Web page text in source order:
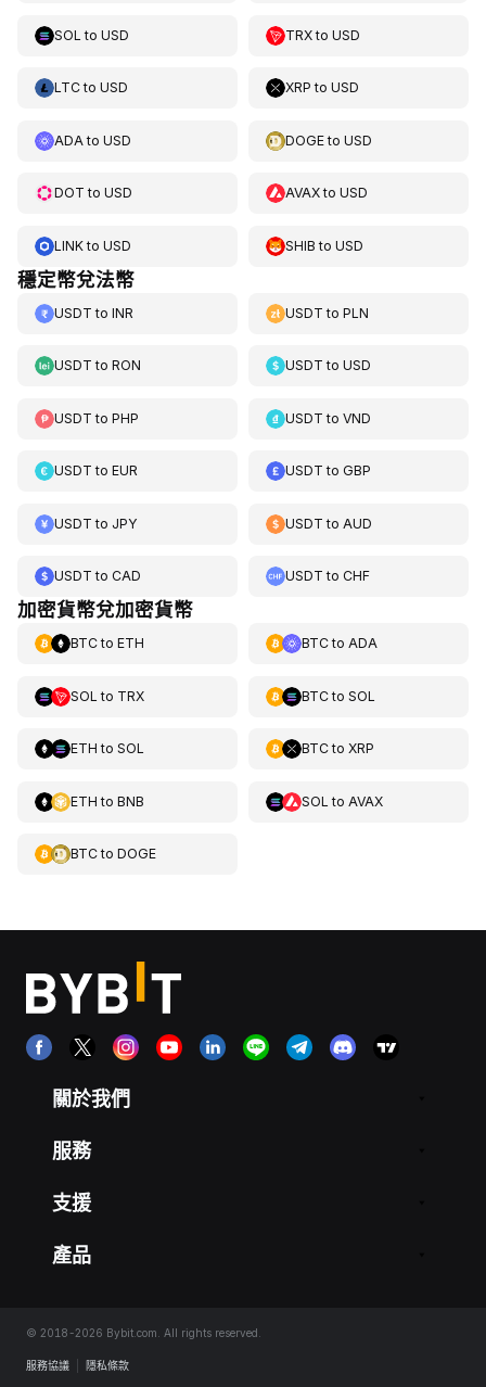
SOL to USD TRXtoUSD
LTCto USD XRP toUSD
ADA to USD DOGEtoUSD
DOT to USD AVAXtoUSD
LINKto USD SHIB toUSD
穩定幣兌法幣
USDT to INR USDT toPLN
USDT to RON USDT toUSD
USDT to PHP USDT toVND
USDT to EUR USDT toGBP
USDT to JPY USDT to AUD
USDT to CAD USDT toCHF
加密貨幣兌加密貨幣
BTCto ETH BTCto ADA
SOL to TRX BTCto SOL
ETH to SOL BTCto XRP
ETH to BNB SOL to AVAX
BTCto DOGE
關於我們
服務
支援
產品
© 2018-2026 Bybit.com. All rights reserved.
服務協議 隱私條款